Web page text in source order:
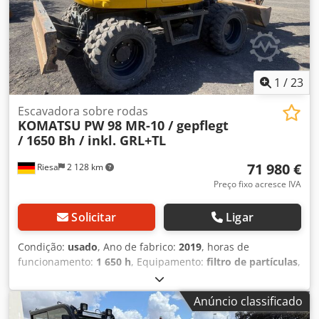
1 /23
Riesa 2 128 km
Escavadora sobre rodas
KOMATSU PW 98 MR-10 / gepflegt
/ 1650 Bh / inkl. GRL+TL
71 980 €
Preço fixo acresce IVA
Solicitar Ligar
Condição: usado, Ano de fabrico: 2019, horas de
funcionamento: 1 650 h, Equipamento: filtro de partículas,
Escavadeira móvel de raio reduzido Komatsu PW 98 MR-10
bem conservada Dados técnicos: * Motor Komatsu
SAA4D95LE-6 * Potência do motor: 48,5 kW * Comprimento
Anúncio classificado